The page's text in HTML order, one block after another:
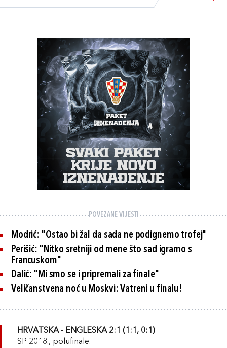
POVEZANE VIJESTI
Modrić: "Ostao bi žal da sada ne podignemo trofej"
Perišić: "Nitko sretniji od mene što sad igramo s
Francuskom"
Dalić: "Mi smo se i pripremali za finale"
Veličanstvena noć u Moskvi: Vatreni u finalu!
HRVATSKA - ENGLESKA 2:1 (1:1, 0:1)
SP 2018., polufinale.